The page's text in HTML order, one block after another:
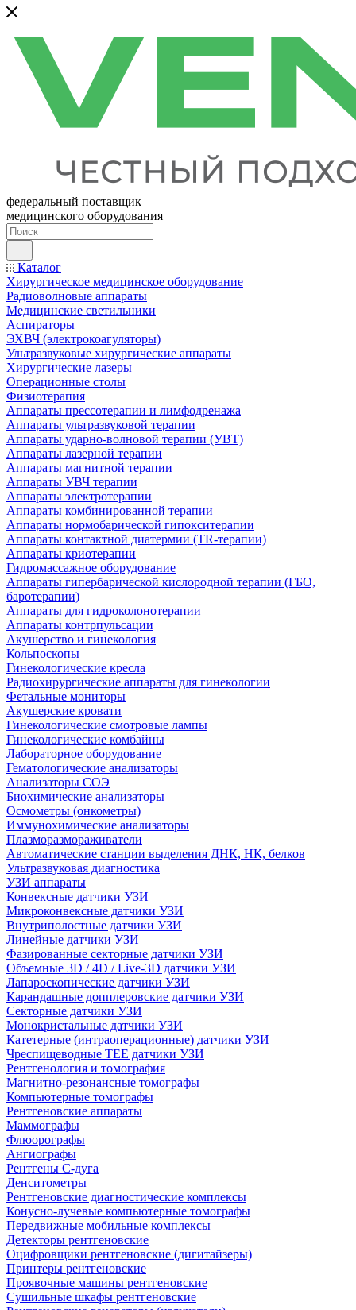
федеральный поставщик
медицинского оборудования
Каталог
Хирургическое медицинское оборудование
Радиоволновые аппараты
Медицинские светильники
Аспираторы
ЭХВЧ (электрокоагуляторы)
Ультразвуковые хирургические аппараты
Хирургические лазеры
Операционные столы
Физиотерапия
Аппараты прессотерапии и лимфодренажа
Аппараты ультразвуковой терапии
Аппараты ударно-волновой терапии (УВТ)
Аппараты лазерной терапии
Аппараты магнитной терапии
Аппараты УВЧ терапии
Аппараты электротерапии
Аппараты комбинированной терапии
Аппараты нормобарической гипокситерапии
Аппараты контактной диатермии (TR-терапии)
Аппараты криотерапии
Гидромассажное оборудование
Аппараты гипербарической кислородной терапии (ГБО,
баротерапии)
Аппараты для гидроколонотерапии
Аппараты контрпульсации
Акушерство и гинекология
Кольпоскопы
Гинекологические кресла
Радиохирургические аппараты для гинекологии
Фетальные мониторы
Акушерские кровати
Гинекологические смотровые лампы
Гинекологические комбайны
Лабораторное оборудование
Гематологические анализаторы
Анализаторы СОЭ
Биохимические анализаторы
Осмометры (онкометры)
Иммунохимические анализаторы
Плазморазмораживатели
Автоматические станции выделения ДНК, НК, белков
Ультразвуковая диагностика
УЗИ аппараты
Конвексные датчики УЗИ
Микроконвексные датчики УЗИ
Внутриполостные датчики УЗИ
Линейные датчики УЗИ
Фазированные секторные датчики УЗИ
Объемные 3D / 4D / Live-3D датчики УЗИ
Лапароскопические датчики УЗИ
Карандашные допплеровские датчики УЗИ
Секторные датчики УЗИ
Монокристальные датчики УЗИ
Катетерные (интраоперационные) датчики УЗИ
Чреспищеводные TEE датчики УЗИ
Рентгенология и томография
Магнитно-резонансные томографы
Компьютерные томографы
Рентгеновские аппараты
Маммографы
Флюорографы
Ангиографы
Рентгены С-дуга
Денситометры
Рентгеновские диагностические комплексы
Конусно-лучевые компьютерные томографы
Передвижные мобильные комплексы
Детекторы рентгеновские
Оцифровщики рентгеновские (дигитайзеры)
Принтеры рентгеновские
Проявочные машины рентгеновские
Сушильные шкафы рентгеновские